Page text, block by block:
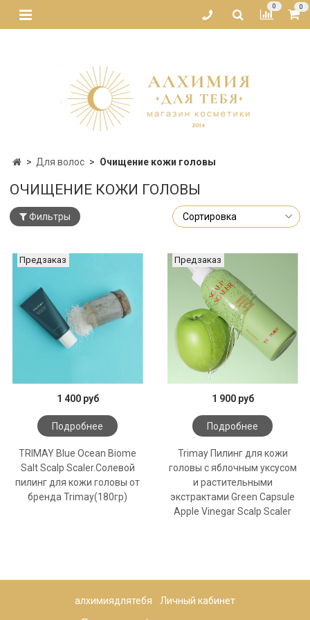
0 0
Для волос Очищение кожи головы
ОЧИЩЕНИЕ КОЖИ ГОЛОВЫ
Фильтры
Предзаказ
1 400 руб
Подробнее
TRIMAY Blue Ocean Biome
Salt Scalp Scaler.Солевой
пилинг для кожи головы от
бренда Trimay(180гр)
Предзаказ
1 900 руб
Подробнее
Trimay Пилинг для кожи
головы с яблочным уксусом
и растительными
экстрактами Green Capsule
Apple Vinegar Scalp Scaler
алхимиядлятебя Личный кабинет